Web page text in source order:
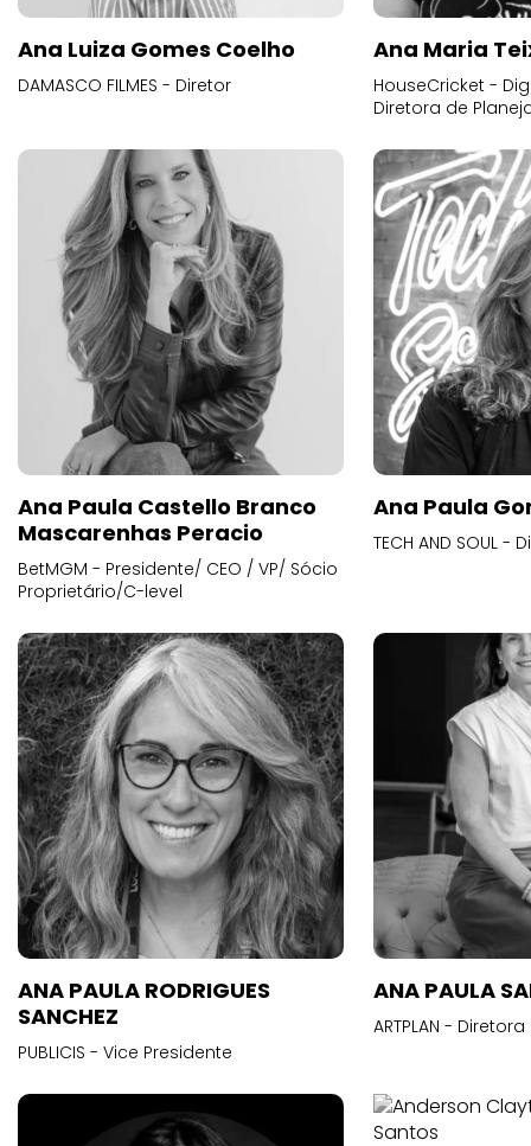
Ana Luiza Gomes Coelho
DAMASCO FILMES - Diretor
Ana Maria
HouseCricket -
Diretora de
Ana Paula Castello Branco
Mascarenhas Peracio
BetMGM - Presidente/ CEO / VP/ Sócio
Proprietário/C-level
Ana Paula
TECH AND SOUL
ANA PAULA RODRIGUES
SANCHEZ
PUBLICIS - Vice Presidente
ANA PAULA
ARTPLAN -